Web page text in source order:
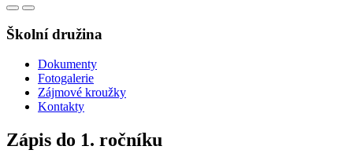
Školní družina
Dokumenty
Fotogalerie
Zájmové kroužky
Kontakty
Zápis do 1. ročníku